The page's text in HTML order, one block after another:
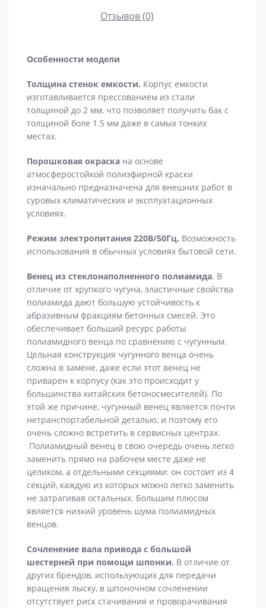
Отзывов (0)
Особенности модели
Толщина стенок емкости. Корпус емкости
изготавливается прессованием из стали
толщиной до 2 мм, что позволяет получить бак с
толщиной боле 1.5 мм даже в самых тонких
местах.
Порошковая окраска на основе
атмосферостойкой полиэфирной краски
изначально предназначена для внешних работ в
суровых климатических и эксплуатационных
условиях.
Режим электропитания 220В/50Гц. Возможность
использования в обычных условиях бытовой сети.
Венец из стеклонаполненного полиамида. В
отличие от хрупкого чугуна, эластичные свойства
полиамида дают большую устойчивость к
абразивным фракциям бетонных смесей. Это
обеспечивает больший ресурс работы
полиамидного венца по сравнению с чугунным.
Цельная конструкция чугунного венца очень
сложна в замене, даже если этот венец не
приварен к корпусу (как это происходит у
большинства китайских бетоносмесителей). По
этой же причине, чугунный венец является почти
нетранспортабельной деталью, и поэтому его
очень сложно встретить в сервисных центрах.
Полиамидный венец в свою очередь очень легко
заменить прямо на рабочем месте даже не
целиком, а отдельными секциями: он состоит из 4
секций, каждую из которых можно легко заменить
не затрагивая остальных. Большим плюсом
является низкий уровень шума полиамидных
венцов.
Сочленение вала привода с большой
шестерней при помощи шпонки. В отличие от
других брендов, использующих для передачи
вращения лыску, в шпоночном сочленении
отсутствует риск стачивания и проворачивания